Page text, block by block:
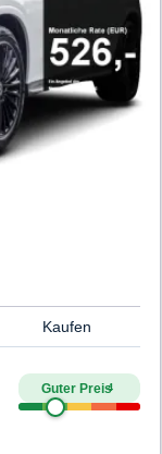
Kaufen
Guter Preis4